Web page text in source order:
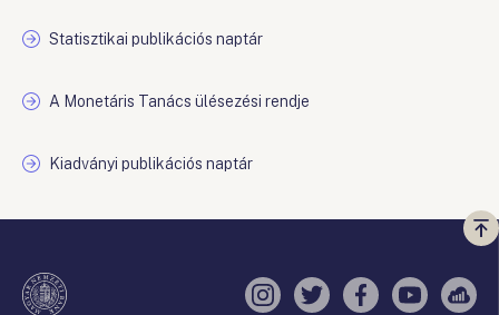
Statisztikai publikációs naptár
A Monetáris Tanács ülésezési rendje
Kiadványi publikációs naptár
a
Instagram
TwitterFacebook
YouTube